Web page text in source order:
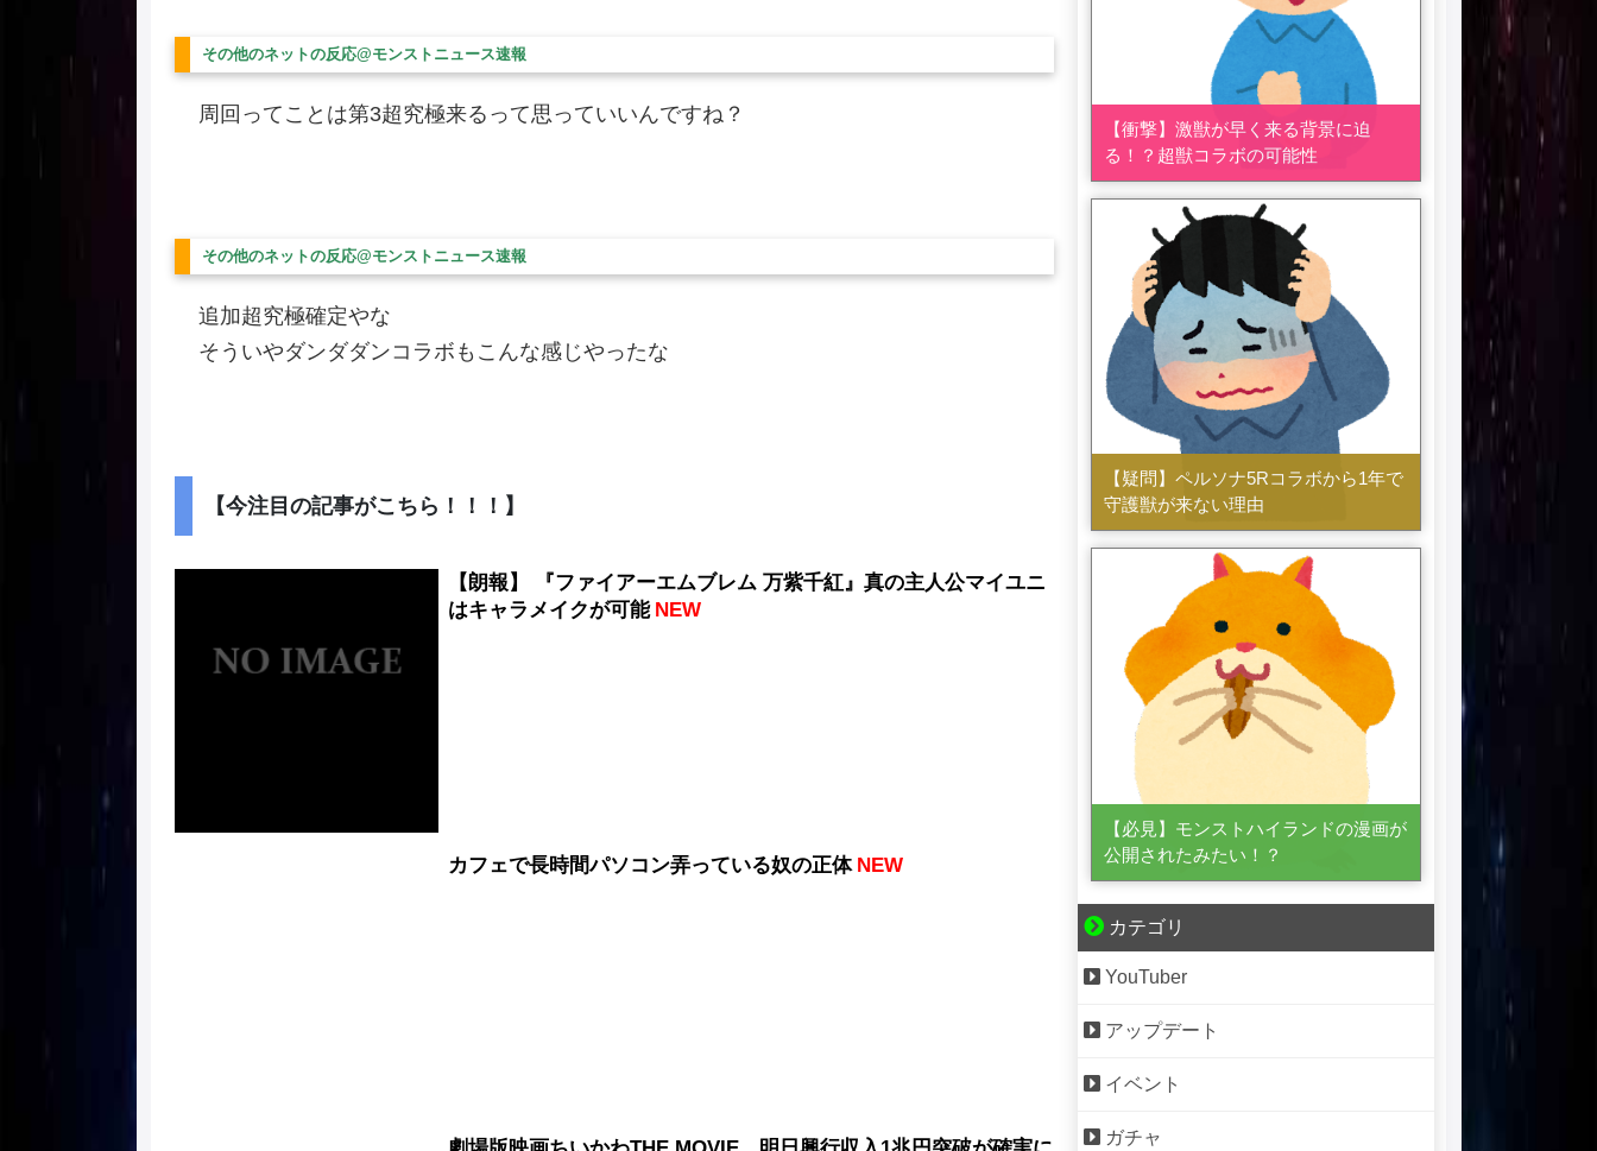
その他のネットの反応@モンストニュース速報
周回ってことは第3超究極来るって思っていいんですね？
その他のネットの反応@モンストニュース速報
追加超究極確定やな
そういやダンダダンコラボもこんな感じやったな
【今注目の記事がこちら！！！】
【朗報】 『ファイアーエムブレム 万紫千紅』真の主人公マイユニ
はキャラメイクが可能 NEW
カフェで長時間パソコン弄っている奴の正体 NEW
【衝撃】激獣が早く来る背景に迫
る！？超獣コラボの可能性
【疑問】ペルソナ5Rコラボから1年で
守護獣が来ない理由
【必見】モンストハイランドの漫画が
公開されたみたい！？
カテゴリ
YouTuber
アップデート
イベント
ガチャ